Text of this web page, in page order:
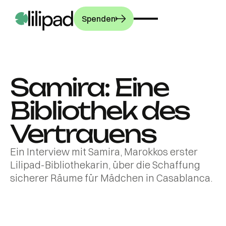
UNSERE ARBEIT
Unsere
Geschichte
Wie wir arbeiten
Unsere Wirkung
PROGRAMME
Bibliotheken
Bibliothekare
GEMEINSCHAFT
Aktuelles
MACH MIT!
Spenden
Samira: Eine
Bibliothek des
Vertrauens
Ein Interview mit Samira, Marokkos erster
Lilipad-Bibliothekarin, über die Schaffung
sicherer Räume für Mädchen in Casablanca.